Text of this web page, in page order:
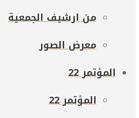
من ارشيف الجمعية
معرض الصور
المؤتمر 22
المؤتمر 22